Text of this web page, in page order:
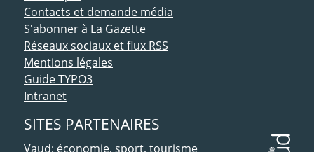
Contacts et demande média
S'abonner à La Gazette
Réseaux sociaux et flux RSS
Mentions légales
Guide TYPO3
Intranet
SITES PARTENAIRES
Vaud: économie, sport, tourisme